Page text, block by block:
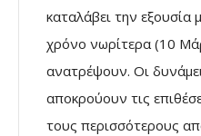
καταλάβει την εξουσία
χρόνο νωρίτερα (10
ανατρέψουν. Οι
αποκρούουν τις
τους περισσότερους